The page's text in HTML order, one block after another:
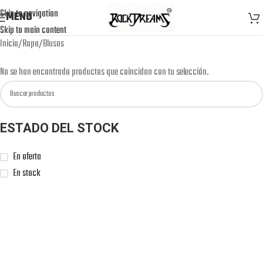
Skip to navigation
Skip to main content
MENU
ESTADO DEL STOCK
En oferta
En stock
Inicio Ropa Blusas
No se han encontrado productos que coincidan con tu selección.